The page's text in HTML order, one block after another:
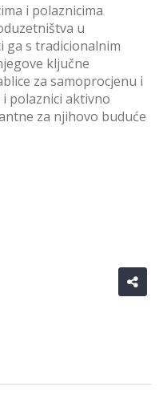
i polaznicima
u
ga s tradicionalnim
ključne
za samoprocjenu i
polaznici aktivno
za njihovo buduće